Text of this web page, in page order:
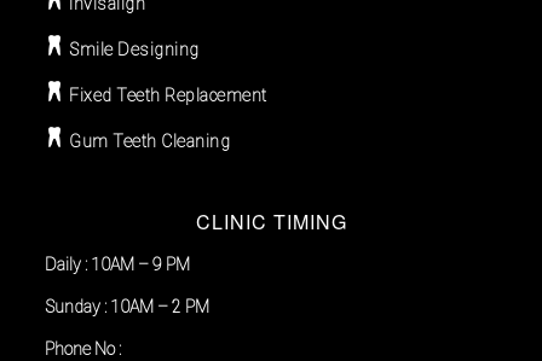
Smile Designing
Fixed Teeth Replacement
Gum Teeth Cleaning
CLINIC TIMING
Daily : 10AM – 9 PM
Sunday : 10AM – 2 PM
Phone No :